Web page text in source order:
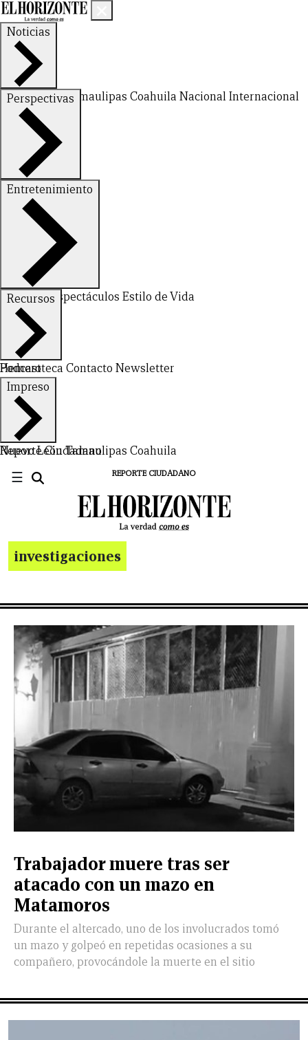
Noticias
Nuevo LeónTamaulipas Coahuila NacionalInternacional
Perspectivas
FinanzasOpinión
Entretenimiento
DeportesEspectáculos Estilo de Vida
Recursos
Hemeroteca Contacto Newsletter
Podcast
Impreso
Nuevo LeónTamaulipas Coahuila
Reporte Ciudadano
☰ REPORTE CIUDADANO
CERRAR
LEÓN
DE
VIDA
investigaciones
Trabajador muere tras ser
atacado con un mazo en
Matamoros
Durante el altercado, uno de los involucrados tomó
un mazo y golpeó en repetidas ocasiones a su
compañero, provocándole la muerte en el sitio